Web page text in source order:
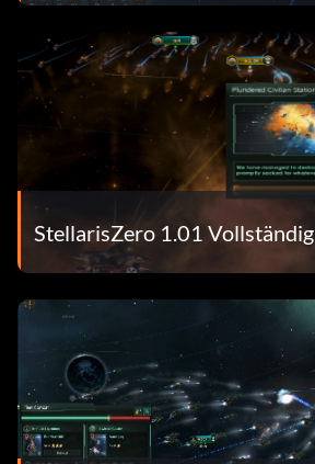
StellarisZero 1.01 Vollständig